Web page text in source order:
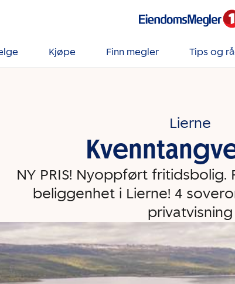
Kjøpe Finn megler Tips og
Lierne
NY PRIS! Nyoppført
beliggenhet i Lierne! 4
privatvisning